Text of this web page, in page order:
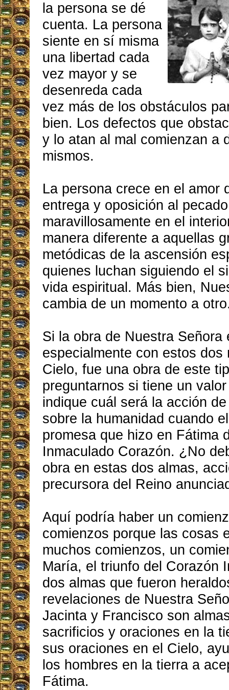
la persona se dé
cuenta. La persona
siente en sí misma
una libertad cada
vez mayor y se
desenreda cada
vez más de los obstáculos
bien. Los defectos que
y lo atan al mal comienzan a
mismos.
La persona crece en el amor
entrega y oposición al
maravillosamente en el
manera diferente a aquellas
metódicas de la ascensión
quienes luchan siguiendo el
vida espiritual. Más bien,
cambia de un momento a
Si la obra de Nuestra Señora
especialmente con estos dos
Cielo, fue una obra de este
preguntarnos si tiene un
indique cuál será la acción
sobre la humanidad cuando
promesa que hizo en Fátima
Inmaculado Corazón. ¿No
obra en estas dos almas,
precursora del Reino
Aquí podría haber un
comienzos porque las cosas
muchos comienzos, un
María, el triunfo del Corazón
dos almas que fueron
revelaciones de Nuestra
Jacinta y Francisco son
sacrificios y oraciones en la
sus oraciones en el Cielo,
los hombres en la tierra a
Fátima.